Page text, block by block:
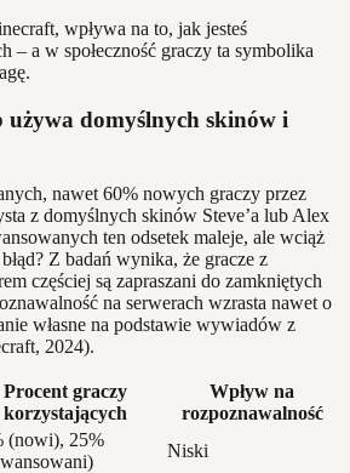
wpływa na to, jak jesteś
– a w społeczność graczy ta symbolika
używa domyślnych skinów i
nawet 60% nowych graczy przez
z domyślnych skinów Steve’a lub Alex
ten odsetek maleje, ale wciąż
Z badań wynika, że gracze z
częściej są zapraszani do zamkniętych
na serwerach wzrasta nawet o
własne na podstawie wywiadów z
2024).
Procent graczy
korzystających
Wpływ na
rozpoznawalność
(nowi), 25%
Niski